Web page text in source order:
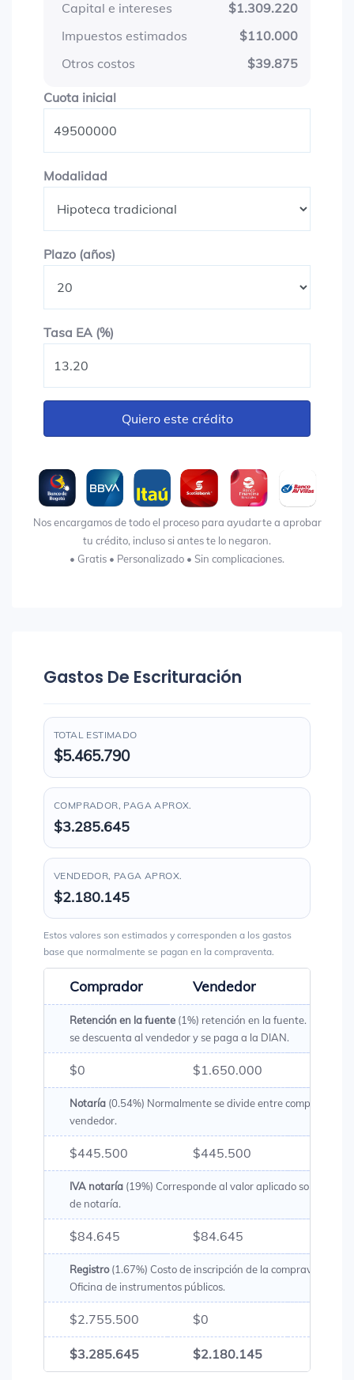
Capital e intereses
$1.309.220
Impuestos estimados
$110.000
Otros costos
$39.875
Cuota inicialCuota inicial
Modalidad
Plazo (años)
Tasa EA (%)
Quiero este crédito
Nos encargamos de todo el proceso para ayudarte a aprobar
tu crédito, incluso si antes te lo negaron.
• Gratis • Personalizado • Sin complicaciones.
Gastos De Escrituración
TOTAL ESTIMADO
$5.465.790
COMPRADOR, PAGA APROX.
$3.285.645
VENDEDOR, PAGA APROX.
$2.180.145
Estos valores son estimados y corresponden a los gastos
base que normalmente se pagan en la compraventa.
Comprador Vendedor
Retención en la fuente (1%) retención en la fuente. Es un
se descuenta al vendedor y se paga a la DIAN.
$0 $1.650.000
Notaría (0.54%) Normalmente se divide entre comprador y
vendedor.
$445.500 $445.500
IVA notaría (19%) Corresponde al valor aplicado sobre los
de notaría.
$84.645 $84.645
Registro(1.67%) Costo de inscripción de la compraventa en
Oficina de instrumentos públicos.
$2.755.500 $0
$3.285.645 $2.180.145